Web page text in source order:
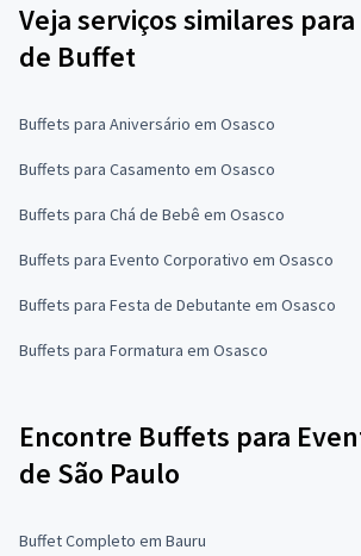
Veja serviços similares
de Buffet
Buffets para Aniversário em Osasco
Buffets para Casamento em Osasco
Buffets para Chá de Bebê em Osasco
Buffets para Evento Corporativo em Osasco
Buffets para Festa de Debutante em Osasco
Buffets para Formatura em Osasco
Encontre Buffets para
de São Paulo
Buffet Completo em Bauru